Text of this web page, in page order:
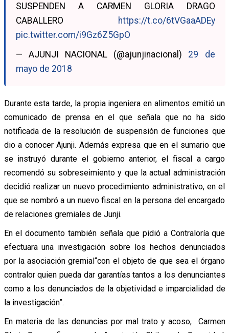
SUSPENDEN A CARMEN GLORIA DRAGO
CABALLERO
https://t.co/6tVGaaADEy
pic.twitter.com/i9Gz6Z5GpO
— AJUNJI NACIONAL (@ajunjinacional) 29 de
mayo de 2018
Durante esta tarde, la propia ingeniera en alimentos emitió un
comunicado de prensa en el que señala que no ha sido
notificada de la resolución de suspensión de funciones que
dio a conocer Ajunji. Además expresa que en el sumario que
se instruyó durante el gobierno anterior, el fiscal a cargo
recomendó su sobreseimiento y que la actual administración
decidió realizar un nuevo procedimiento administrativo, en el
que se nombró a un nuevo fiscal en la persona del encargado
de relaciones gremiales de Junji.
En el documento también señala que pidió a Contraloría que
efectuara una investigación sobre los hechos denunciados
por la asociación gremial“con el objeto de que sea el órgano
contralor quien pueda dar garantías tantos a los denunciantes
como a los denunciados de la objetividad e imparcialidad de
la investigación”.
En materia de las denuncias por mal trato y acoso, Carmen